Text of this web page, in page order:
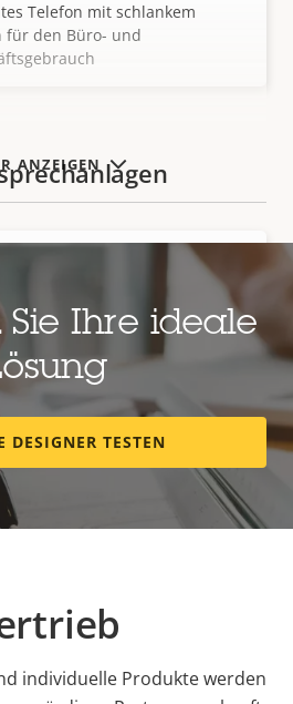
ANZEIGEN
Telefon mit schlankem
für den Büro- und
Telefon mit schlankem
für den Büro- und
Sie Ihre ideale
DESIGNER TESTEN
individuelle Produkte werden